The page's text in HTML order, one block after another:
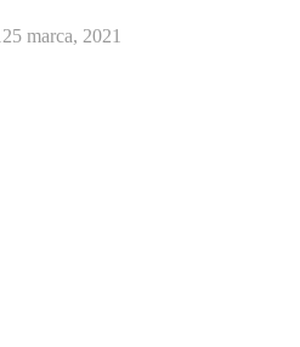
25 marca, 2021